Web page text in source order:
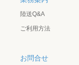
陸送Q&A
ご利用方法
お問合せ